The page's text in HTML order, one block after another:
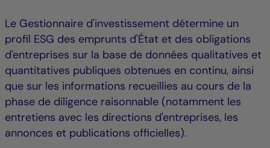
Le Gestionnaire d'investissement détermine un
profil ESG des emprunts d'État et des obligations
d'entreprises sur la base de données qualitatives et
quantitatives publiques obtenues en continu, ainsi
que sur les informations recueillies au cours de la
phase de diligence raisonnable (notamment les
entretiens avec les directions d'entreprises, les
annonces et publications officielles).